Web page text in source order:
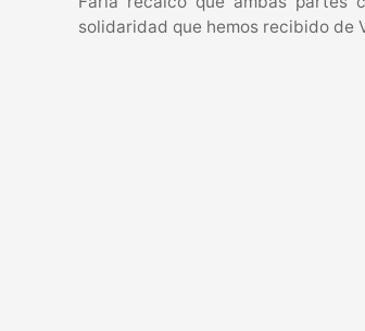
solidaridad que hemos recibido de